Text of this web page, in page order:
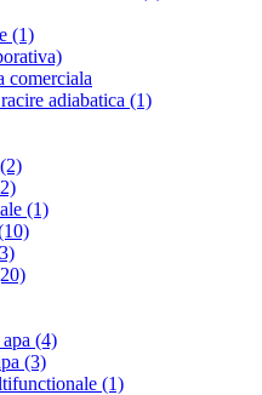
(1)
comerciala
adiabatica (1)
(2)
(1)
(4)
(3)
(1)